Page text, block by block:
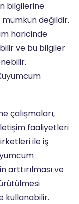
bilgilerine
değildir.
haricinde
ve bu bilgiler
çalışmaları,
faaliyetleri
ile iş
arttırılması ve
kullanabilir.